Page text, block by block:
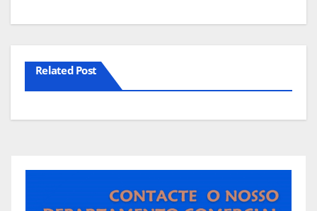
Related Post